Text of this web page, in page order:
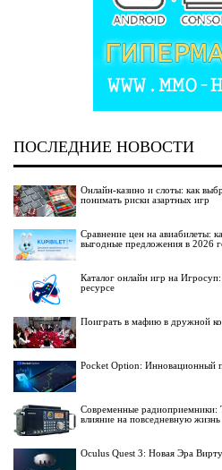
ПОСЛЕДНИЕ НОВОСТИ
Онлайн-казино и слоты: как
понимать риски азартных игр
Сравнение цен на авиабилеты:
выгодные предложения в 2026
Каталог онлайн игр на
ресурсе
Поиграть в мафию в дружной
Pocket Option: Инновационный
Современные радиоприемники:
влияние на повседневную жизнь
Oculus Quest 3: Новая Эра